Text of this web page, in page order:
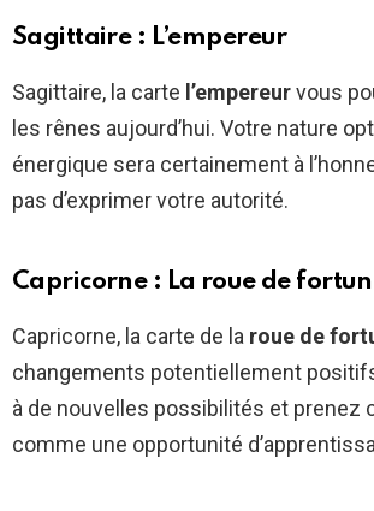
Sagittaire : L’empereur
Sagittaire, la carte l’empereurvous
les rênes aujourd’hui. Votre nature
énergique sera certainement à
pas d’exprimer votre autorité.
Capricorne : La roue de
Capricorne, la carte de la roue de
changements potentiellement
à de nouvelles possibilités et prenez
comme une opportunité